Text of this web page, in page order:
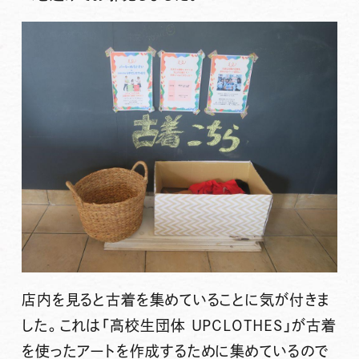
店内を見ると古着を集めていることに気が付きま
した。これは「高校生団体 UPCLOTHES」が古着
を使ったアートを作成するために集めているので